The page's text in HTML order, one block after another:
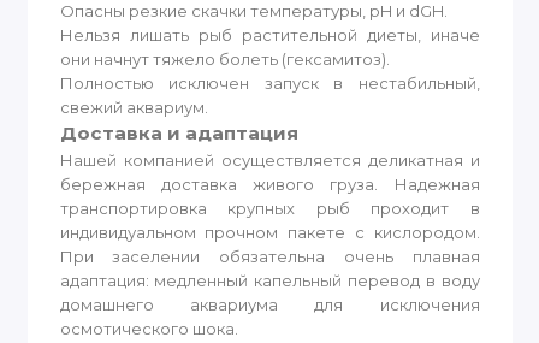
Опасны резкие скачки температуры, pH и dGH.
Нельзя лишать рыб растительной диеты, иначе
они начнут тяжело болеть (гексамитоз).
Полностью исключен запуск в нестабильный,
свежий аквариум.
Доставка и адаптация
Нашей компанией осуществляется деликатная и
бережная доставка живого груза. Надежная
транспортировка крупных рыб проходит в
индивидуальном прочном пакете с кислородом.
При заселении обязательна очень плавная
адаптация: медленный капельный перевод в воду
домашнего аквариума для исключения
осмотического шока.